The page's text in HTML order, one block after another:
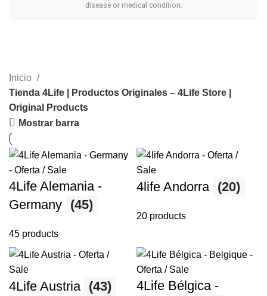
disease or medical condition.
Inicio
Tienda 4Life | Productos Originales – 4Life Store |
Original Products
Mostrar barra
4Life Alemania -
Germany (45)
45 products
4life Andorra (20)
20 products
4Life Austria (43)
4Life Bélgica -